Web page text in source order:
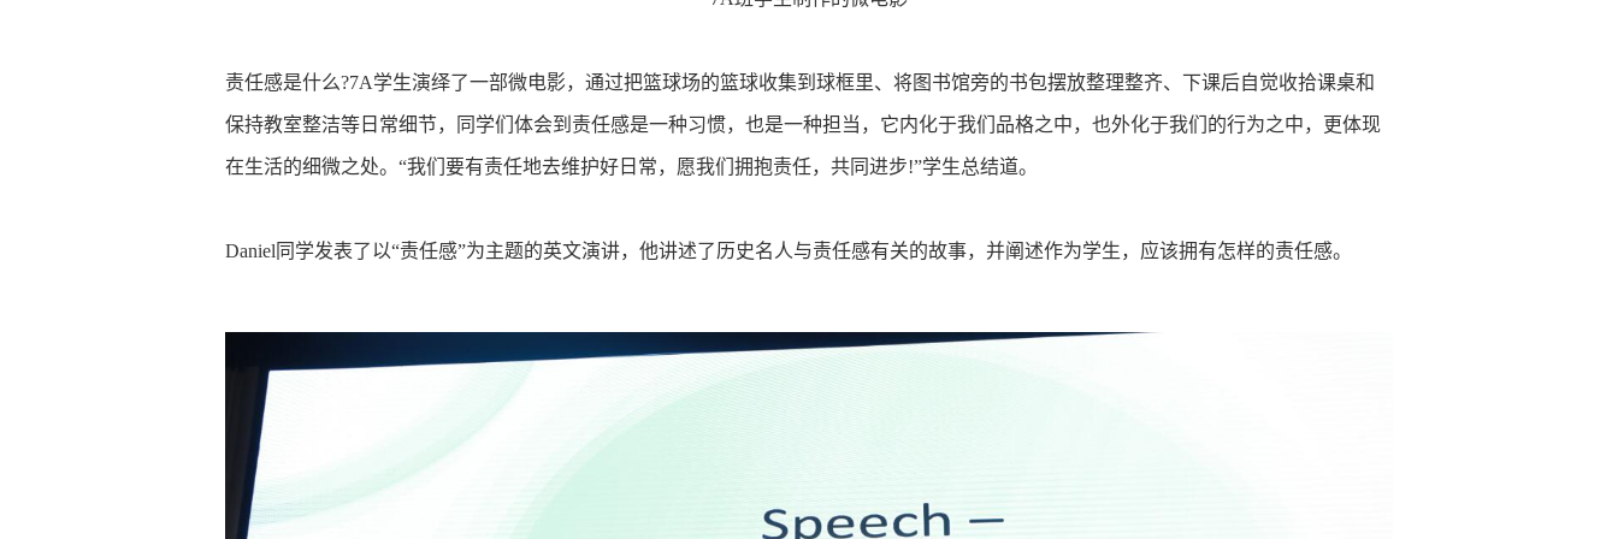
责任感是什么?7A学生演绎了一部微电影，通过把篮球场的篮球收集到球框里、将图书馆旁的书包摆放整理整齐、下课后自觉收拾课桌和
保持教室整洁等日常细节，同学们体会到责任感是一种习惯，也是一种担当，它内化于我们品格之中，也外化于我们的行为之中，更体现
在生活的细微之处。“我们要有责任地去维护好日常，愿我们拥抱责任，共同进步!”学生总结道。
Daniel同学发表了以“责任感”为主题的英文演讲，他讲述了历史名人与责任感有关的故事，并阐述作为学生，应该拥有怎样的责任感。